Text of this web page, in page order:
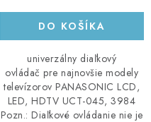
DO KOŠÍKA
univerzálny diaľkový
ovládač pre najnovšie modely
televízorov PANASONIC LCD,
LED, HDTV UCT-045, 3984
Pozn.: Diaľkové ovládanie nie je